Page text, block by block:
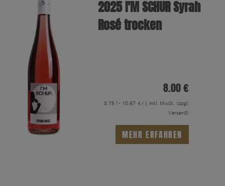
2025 I′M SCHUR Syrah
Rosé trocken
8.00 €
0.75 l - 10.67 €/ l, inkl. MwSt. (zzgl.
Versand)
MEHR ERFAHREN